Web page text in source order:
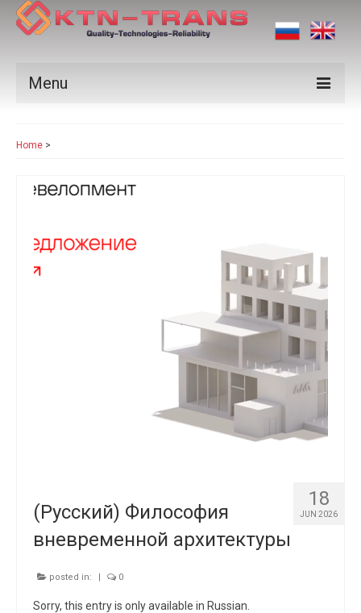
Menu
Applications
Home >
18
JUN 2026
(Русский) Философия
вневременной архитектуры
posted in: | 0
Sorry, this entry is only available in Russian.